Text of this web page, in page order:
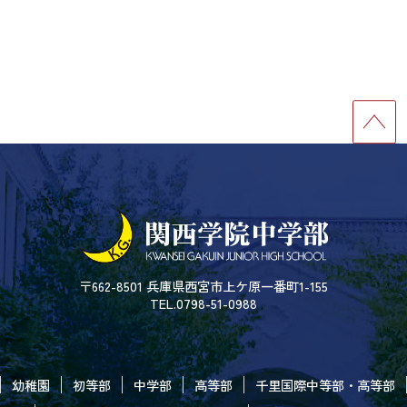
〒662-8501 兵庫県西宮市上ケ原一番町1-155
TEL.0798-51-0988
幼稚園 初等部 中学部 高等部
千里国際中等部・高等部